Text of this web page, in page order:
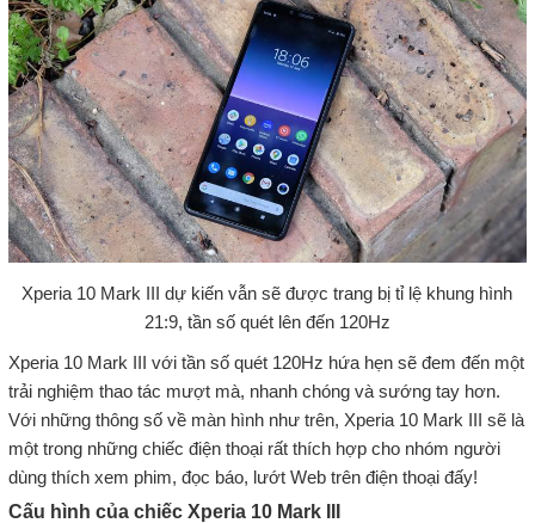
Xperia 10 Mark III dự kiến vẫn sẽ được trang bị tỉ lệ khung hình
21:9, tần số quét lên đến 120Hz
Xperia 10 Mark III với tần số quét 120Hz hứa hẹn sẽ đem đến một
trải nghiệm thao tác mượt mà, nhanh chóng và sướng tay hơn.
Với những thông số về màn hình như trên, Xperia 10 Mark III sẽ là
một trong những chiếc điện thoại rất thích hợp cho nhóm người
dùng thích xem phim, đọc báo, lướt Web trên điện thoại đấy!
Cấu hình của chiếc Xperia 10 Mark III